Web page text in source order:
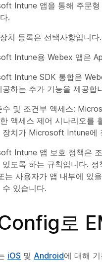
Intune 앱을 통해 주문
.
치 등록은 선택사항입니다.
Intune용 Webex 앱은
Intune SDK 통합은
공하는 추가 기능을 제공합
수 및 조건부 액세스:
액세스 제어 시나리오를
장치가 Microsoft Intune에
Intune 앱 보호 정책은
있도록 하는 규칙입니다.
는 사용자가 앱 내부에 있
수 있습니다.
로
iOS 및 Android에 대해